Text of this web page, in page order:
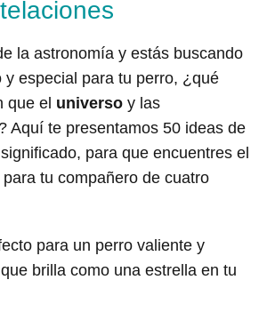
la astronomía y estás buscando
y especial para tu perro, ¿qué
que el universo y las
Aquí te presentamos 50 ideas de
para que encuentres el
tu compañero de cuatro
para un perro valiente y
brilla como una estrella en tu